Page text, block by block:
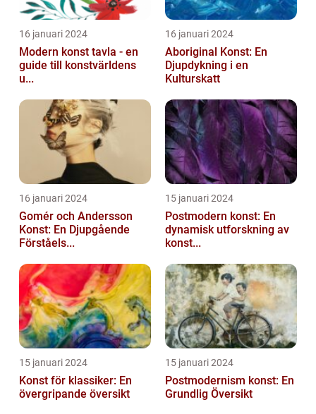
16 januari 2024
Modern konst tavla - en
guide till konstvärldens
u...
16 januari 2024
Aboriginal Konst: En
Djupdykning i en
Kulturskatt
16 januari 2024
Gomér och Andersson
Konst: En Djupgående
Förståels...
15 januari 2024
Postmodern konst: En
dynamisk utforskning av
konst...
15 januari 2024
Konst för klassiker: En
övergripande översikt
15 januari 2024
Postmodernism konst: En
Grundlig Översikt